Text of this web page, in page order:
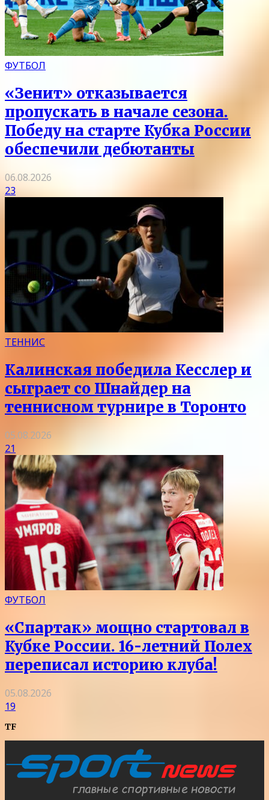
ФУТБОЛ
«Зенит» отказывается
пропускать в начале сезона.
Победу на старте Кубка России
обеспечили дебютанты
06.08.2026
23
ТЕННИС
Калинская победила Кесслер и
сыграет со Шнайдер на
теннисном турнире в Торонто
05.08.2026
21
ФУТБОЛ
«Спартак» мощно стартовал в
Кубке России. 16-летний Полех
переписал историю клуба!
05.08.2026
19
TF